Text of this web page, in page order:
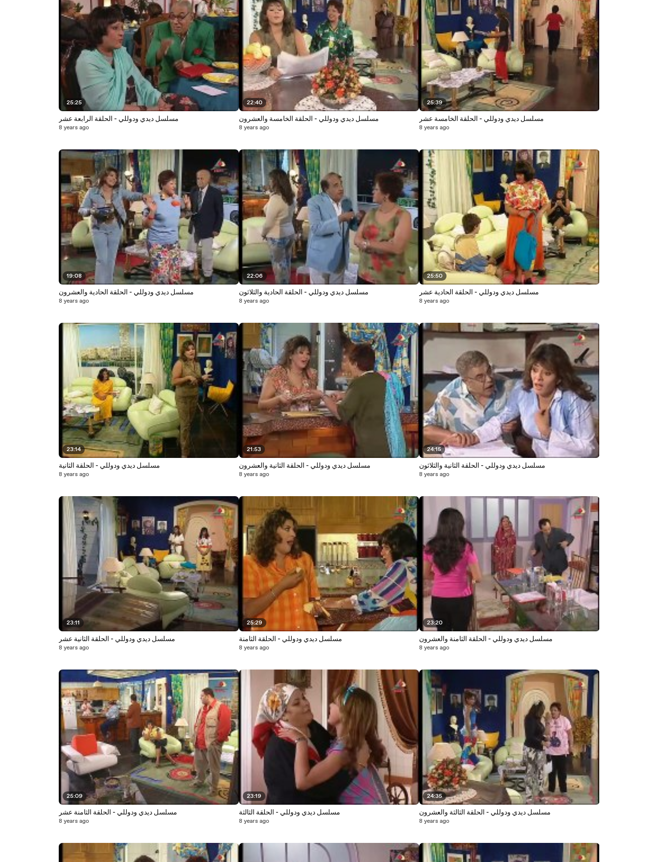
25:25
مسلسل ديدي ودوللي - الحلقة الرابعة عشر
8 years ago
19:08
مسلسل ديدي ودوللي - الحلقة الحادية والعشرون
8 years ago
23:14
مسلسل ديدي ودوللي - الحلقة الثانية
8 years ago
23:11
مسلسل ديدي ودوللي - الحلقة الثانية عشر
8 years ago
25:09
مسلسل ديدي ودوللي - الحلقة الثامنة عشر
8 years ago
22:40
مسلسل ديدي ودوللي - الحلقة الخامسة والعشرون
8 years ago
22:06
مسلسل ديدي ودوللي - الحلقة الحادية والثلاثون
8 years ago
21:53
مسلسل ديدي ودوللي - الحلقة الثانية والعشرون
8 years ago
25:29
مسلسل ديدي ودوللي - الحلقة الثامنة
8 years ago
23:19
مسلسل ديدي ودوللي - الحلقة الثالثة
8 years ago
25:39
مسلسل ديدي ودوللي - الحلقة الخامسة عشر
8 years ago
25:50
مسلسل ديدي ودوللي - الحلقة الحادية عشر
8 years ago
24:15
مسلسل ديدي ودوللي - الحلقة الثانية والثلاثون
8 years ago
23:20
مسلسل ديدي ودوللي - الحلقة الثامنة والعشرون
8 years ago
24:35
مسلسل ديدي ودوللي - الحلقة الثالثة والعشرون
8 years ago